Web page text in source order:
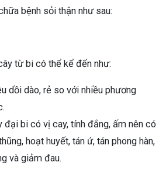
bệnh sỏi thận như sau:
từ bi có thể kể đến như:
dồi dào, rẻ so với nhiều phương
đại bi có vị cay, tính đắng, ấm nên có
hoạt huyết, tán ứ, tán phong hàn,
và giảm đau.